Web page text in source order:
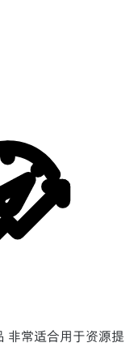
非常适合用于资源提